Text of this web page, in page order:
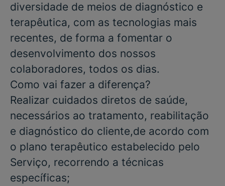
diversidade de meios de diagnóstico e
terapêutica, com as tecnologias mais
recentes, de forma a fomentar o
desenvolvimento dos nossos
colaboradores, todos os dias.
Como vai fazer a diferença?
Realizar cuidados diretos de saúde,
necessários ao tratamento, reabilitação
e diagnóstico do cliente,de acordo com
o plano terapêutico estabelecido pelo
Serviço, recorrendo a técnicas
específicas;